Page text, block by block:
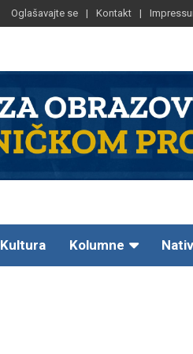
Oglašavajte se Kontakt
Kultura Kolumne